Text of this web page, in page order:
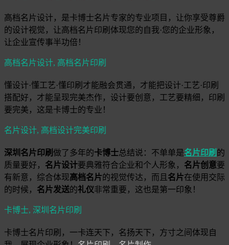
高档名片设计，是卡博士名片专家的专业项目，让你享受尊爵
的设计视觉，让高档名片印刷体现您的自我·您的企业形象，
让企业宣传事半功倍！
高档名片设计, 高档名片印刷
懂设计·懂工艺·懂印刷才能融会贯通，才能把设计·工艺·印刷
搭配好，才能呈现完美杰作，设计要创意，工艺要精细，印刷
要完美，这是卡博士的专业！
名片设计, 高档设计完美印刷
深圳名片印刷 做了多年的卡博士总结说：不单单是名片印刷 的
质量要好， 名片设计要典雅符合企业和个人形象， 名片创意要
有新意，综合体现高档名片的视觉传达，而且 名片在使用交际
的时候， 名片发送的礼仪非常重要，这也是第一印象！
卡博士, 深圳名片印刷
卡博士名片印刷，一卡连天下，名扬天下，方寸之间体现自